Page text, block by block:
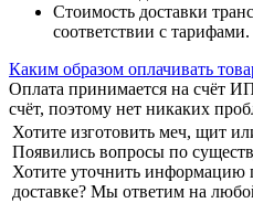
Стоимость доставки
соответствии с тарифами.
Каким образом оплачивать
Оплата принимается на счёт
счёт, поэтому нет никаких
Хотите изготовить меч, щит
Появились вопросы по
Хотите уточнить информацию
доставке? Мы ответим на